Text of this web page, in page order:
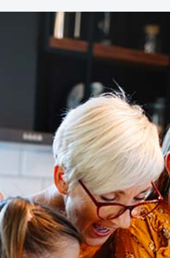
sano durante pranzi e cene in famiglia
durante le feste
alle feste
familiari
post-festivo
questi consigli per le tue esigenze